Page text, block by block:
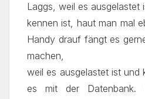
Laggs, weil es ausgelastet
kennen ist, haut man mal
Handy drauf fängt es
machen,
weil es ausgelastet ist und
es mit der Datenbank.